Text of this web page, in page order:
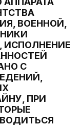
ВОЕННОЙ,
ИСПОЛНЕНИЕ
С
ПРИ